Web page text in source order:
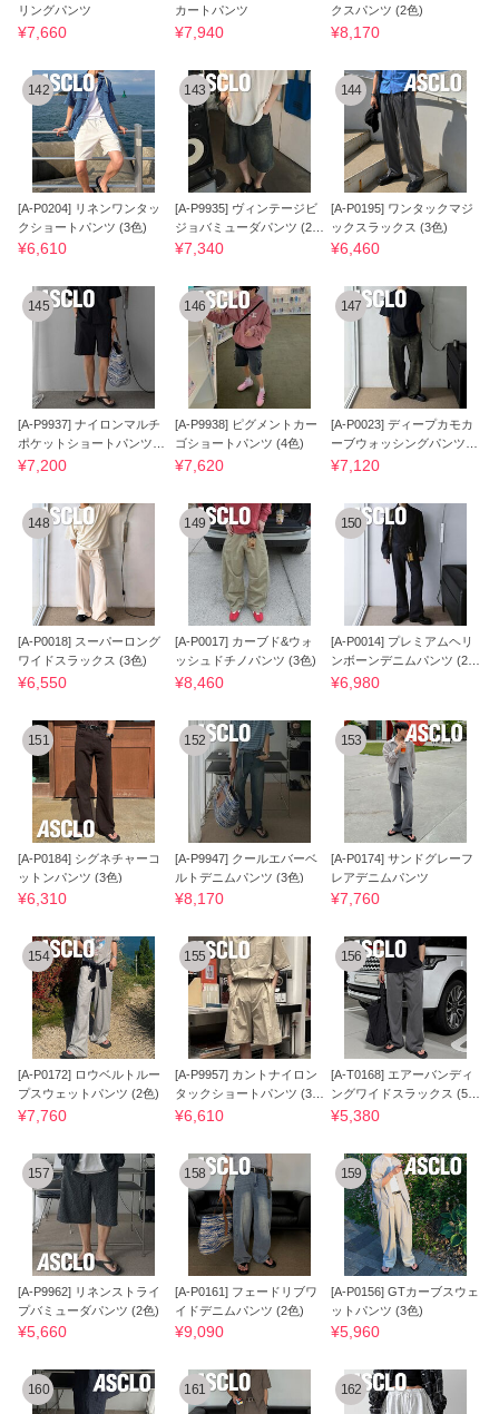
リングパンツ
¥7,660
カートパンツ
¥7,940
クスパンツ (2色)
¥8,170
142
[A-P0204] リネンワンタッ
クショートパンツ (3色)
¥6,610
143
[A-P9935] ヴィンテージビ
ジョバミューダパンツ (2
色)
¥7,340
144
[A-P0195] ワンタックマジ
ックスラックス (3色)
¥6,460
145
[A-P9937] ナイロンマルチ
ポケットショートパンツ (3
色)
¥7,200
146
[A-P9938] ピグメントカー
ゴショートパンツ (4色)
¥7,620
147
[A-P0023] ディープカモカ
ーブウォッシングパンツ (2
色)
¥7,120
148
[A-P0018] スーパーロング
ワイドスラックス (3色)
¥6,550
149
[A-P0017] カーブド&ウォ
ッシュドチノパンツ (3色)
¥8,460
150
[A-P0014] プレミアムヘリ
ンボーンデニムパンツ (2
色)
¥6,980
151
[A-P0184] シグネチャーコ
ットンパンツ (3色)
¥6,310
152
[A-P9947] クールエバーベ
ルトデニムパンツ (3色)
¥8,170
153
[A-P0174] サンドグレーフ
レアデニムパンツ
¥7,760
154
[A-P0172] ロウベルトルー
プスウェットパンツ (2色)
¥7,760
155
[A-P9957] カントナイロン
タックショートパンツ (3
色)
¥6,610
156
[A-T0168] エアーバンディ
ングワイドスラックス (5
色)
¥5,380
157
[A-P9962] リネンストライ
プバミューダパンツ (2色)
¥5,660
158
[A-P0161] フェードリブワ
イドデニムパンツ (2色)
¥9,090
159
[A-P0156] GTカーブスウェ
ットパンツ (3色)
¥5,960
160 161 162